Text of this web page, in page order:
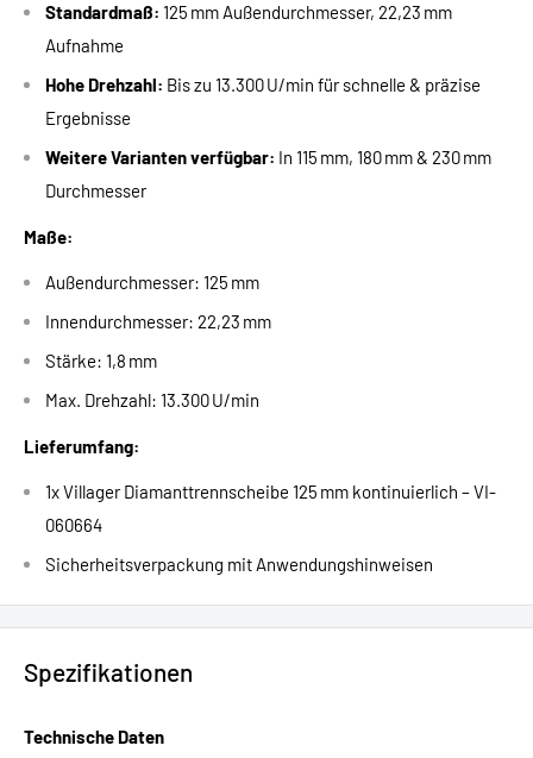
Standardmaß: 125 mm Außendurchmesser, 22,23 mm
Aufnahme
Hohe Drehzahl: Bis zu 13.300 U/min für schnelle & präzise
Ergebnisse
Weitere Varianten verfügbar: In 115 mm, 180 mm & 230 mm
Durchmesser
Maße:
Außendurchmesser: 125 mm
Innendurchmesser: 22,23 mm
Stärke: 1,8 mm
Max. Drehzahl: 13.300 U/min
Lieferumfang:
1x Villager Diamanttrennscheibe 125 mm kontinuierlich – VI-
060664
Sicherheitsverpackung mit Anwendungshinweisen
Spezifikationen
Technische Daten